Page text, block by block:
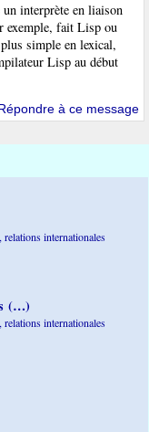
interprète en liaison
exemple, fait Lisp ou
simple en lexical,
Lisp au début
à ce message
internationales
(…)
internationales